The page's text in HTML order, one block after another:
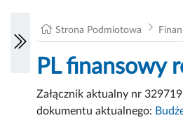
Strona Podmiotowa
PL finansowy
Załącznik aktualny nr
dokumentu aktualnego: